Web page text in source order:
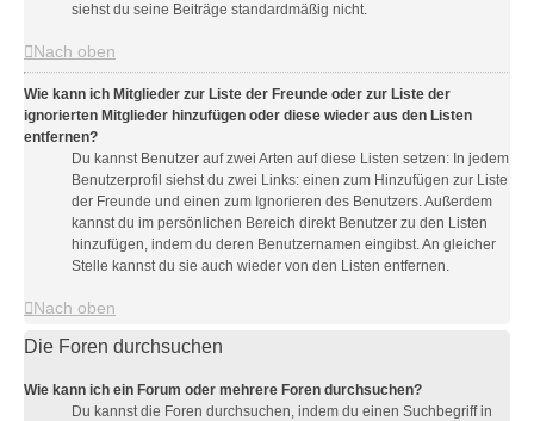
siehst du seine Beiträge standardmäßig nicht.
Nach oben
Wie kann ich Mitglieder zur Liste der Freunde oder zur Liste der
ignorierten Mitglieder hinzufügen oder diese wieder aus den Listen
entfernen?
Du kannst Benutzer auf zwei Arten auf diese Listen setzen: In jedem
Benutzerprofil siehst du zwei Links: einen zum Hinzufügen zur Liste
der Freunde und einen zum Ignorieren des Benutzers. Außerdem
kannst du im persönlichen Bereich direkt Benutzer zu den Listen
hinzufügen, indem du deren Benutzernamen eingibst. An gleicher
Stelle kannst du sie auch wieder von den Listen entfernen.
Nach oben
Die Foren durchsuchen
Wie kann ich ein Forum oder mehrere Foren durchsuchen?
Du kannst die Foren durchsuchen, indem du einen Suchbegriff in